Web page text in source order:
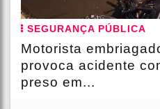
SEGURANÇA PÚBLICA
Motorista
provoca acidente
preso em...